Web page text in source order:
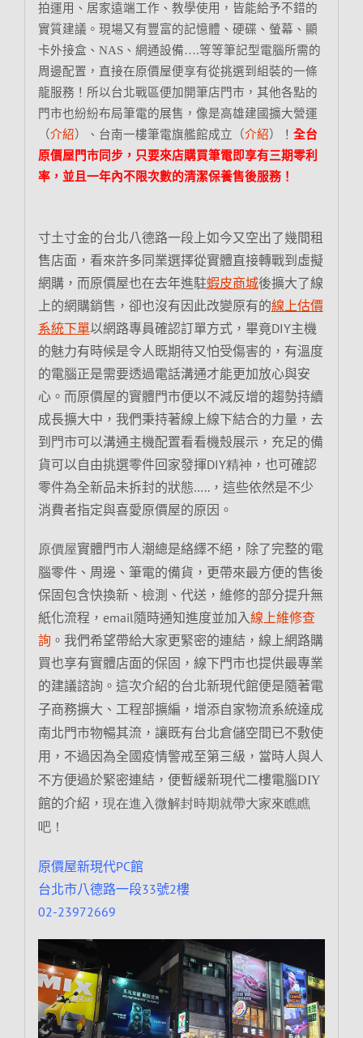
拍運用、居家遠端工作、教學使用，皆能給予不錯的
實質建議。現場又有豐富的記憶體、硬碟、螢幕、顯
卡外接盒、NAS、網通設備….等等筆記型電腦所需的
周邊配置，直接在原價屋便享有從挑選到組裝的一條
龍服務！所以台北戰區便加開筆店門市，其他各點的
門市也紛紛布局筆電的展售，像是高雄建國擴大營運
（介紹）、台南一樓筆電旗艦館成立（介紹）！ 全台
原價屋門市同步，只要來店購買筆電即享有三期零利
率，並且一年內不限次數的清潔保養售後服務！
寸土寸金的台北八德路一段上如今又空出了幾間租
售店面，看來許多同業選擇從實體直接轉戰到虛擬
網購，而原價屋也在去年進駐蝦皮商城後擴大了線
上的網購銷售，卻也沒有因此改變原有的線上估價
系統下單以網路專員確認訂單方式，畢竟DIY主機
的魅力有時候是令人既期待又怕受傷害的，有溫度
的電腦正是需要透過電話溝通才能更加放心與安
心。而原價屋的實體門市便以不減反增的趨勢持續
成長擴大中，我們秉持著線上線下結合的力量，去
到門市可以溝通主機配置看看機殼展示，充足的備
貨可以自由挑選零件回家發揮DIY精神 ，也可確認
零件為全新品未拆封的狀態…..，這些依然是不少
消費者指定與喜愛原價屋的原因。
原價屋實體門市人潮總是絡繹不絕，除了完整的電
腦零件、周邊、筆電的備貨，更帶來最方便的售後
保固包含快換新、檢測、代送，維修的部分提升無
紙化流程，email隨時通知進度並加入線上維修查
詢 。 我們希望帶給大家更緊密的連結，線上網路購
買也享有實體店面的保固，線下門市也提供最專業
的建議諮詢。這次介紹的台北新現代館便是隨著電
子商務擴大、工程部擴編，增添自家物流系統達成
南北門市物暢其流，讓既有台北倉儲空間已不敷使
用，不過因為全國疫情警戒至第三級，當時人與人
不方便過於緊密連結，便暫緩新現代二樓電腦DIY
館的介紹， 現在進入微解封時期就帶大家來瞧瞧
吧！
原價屋新現代PC館
台北市八德路一段33號2樓
02-23972669